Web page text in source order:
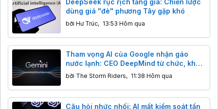
dùng giá "đè" phương Tây gặp khó
bởi Hư Trúc, 13:53 Hôm qua
Tham vọng AI của Google nhận gáo
nước lạnh: CEO DeepMind từ chức, khả
năng lập trình của Gemini bị Claude,
GPT cho "ngửi khói"
bởi The Storm Riders, 11:38 Hôm qua
Câu hỏi nhức nhối: AI mất kiểm soát tấn